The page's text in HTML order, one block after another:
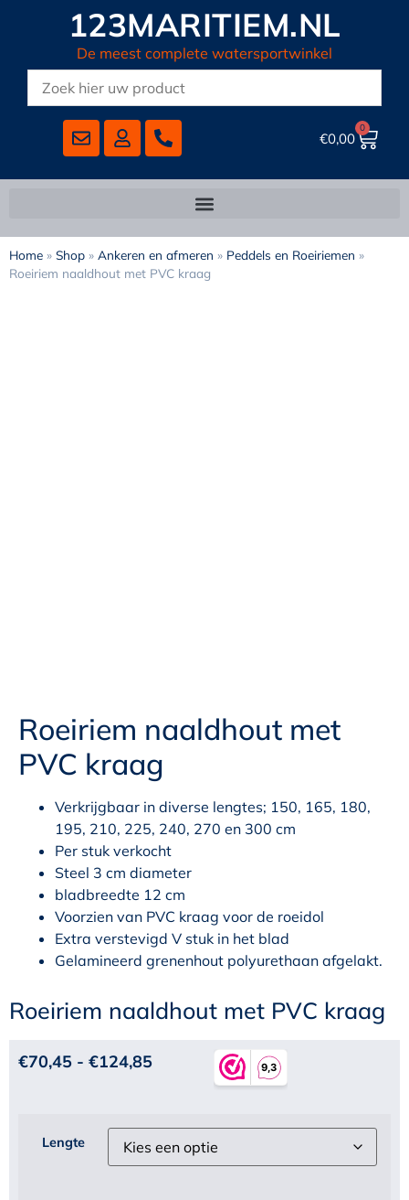
123MARITIEM.NL
De meest complete watersportwinkel
€0,00
0
Home » Shop » Ankeren en afmeren » Peddels en Roeiriemen »
Roeiriem naaldhout met PVC kraag
Roeiriem naaldhout met
PVC kraag
Verkrijgbaar in diverse lengtes; 150, 165, 180,
195, 210, 225, 240, 270 en 300 cm
Per stuk verkocht
Steel 3 cm diameter
bladbreedte 12 cm
Voorzien van PVC kraag voor de roeidol
Extra verstevigd V stuk in het blad
Gelamineerd grenenhout polyurethaan afgelakt.
Roeiriem naaldhout met PVC kraag
€70,45 - €124,85
Lengte